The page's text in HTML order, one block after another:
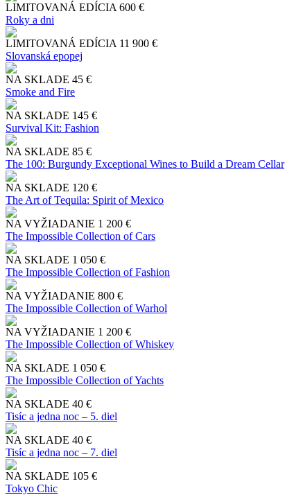
LIMITOVANÁ EDÍCIA 600 €
Roky a dni
LIMITOVANÁ EDÍCIA 11 900 €
Slo​vanská epopej
NA SKLADE 45 €
Smoke and Fire
NA SKLADE 145 €
Survival Kit: Fashion
NA SKLADE 85 €
The 100: Burgundy Exceptional Wines to Build a Dream Cellar
NA SKLADE 120 €
The Art of Tequila: Spirit of Mexico
NA VYŽIADANIE 1 200 €
The Impossible Collection of Cars
NA SKLADE 1 050 €
The Impossible Collection of Fashion
NA VYŽIADANIE 800 €
The Impossible Collection of Warhol
NA VYŽIADANIE 1 200 €
The Impossible Collection of Whiskey
NA SKLADE 1 050 €
The Impossible Collection of Yachts
NA SKLADE 40 €
Tisíc a jedna noc – 5. diel
NA SKLADE 40 €
Tisíc a jedna noc – 7. diel
NA SKLADE 105 €
Tokyo Chic